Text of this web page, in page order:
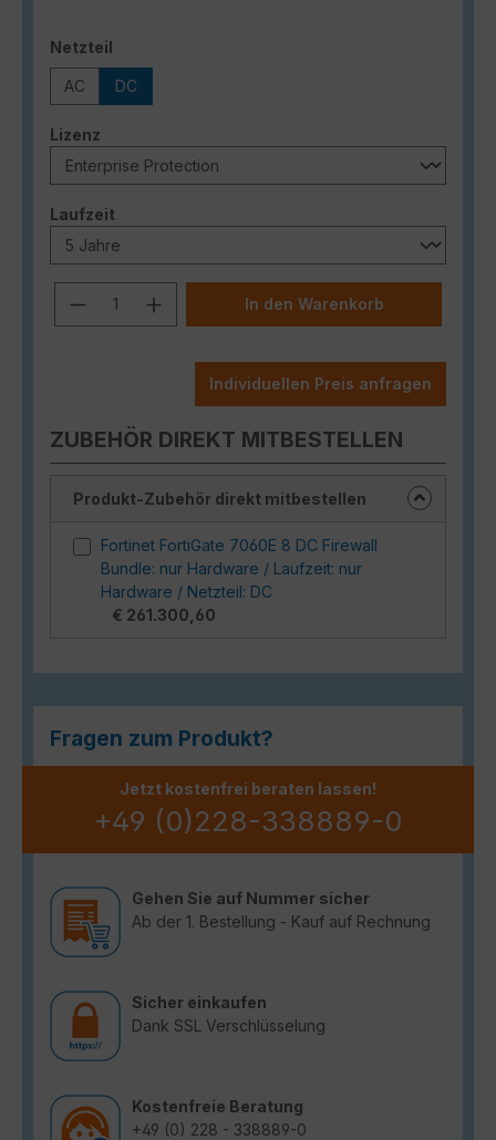
Netzteil
AC DC
Lizenz
Laufzeitauswählen
Produkt Anzahl: Gib den
In den Warenkorb
Individuellen Preis anfragen
ZUBEHÖR DIREKT MITBESTELLEN
Produkt-Zubehör direkt mitbestellen
Fortinet FortiGate 7060E 8 DC Firewall
Bundle: nur Hardware / Laufzeit: nur
Hardware / Netzteil: DC
€ 261.300,60
Fragen zum Produkt?
Jetzt kostenfrei beraten lassen!
+49 (0)228-338889-0
Gehen Sie auf Nummer sicher
Ab der 1. Bestellung - Kauf auf Rechnung
Sicher einkaufen
Dank SSL Verschlüsselung
Kostenfreie Beratung
+49 (0) 228 - 338889-0